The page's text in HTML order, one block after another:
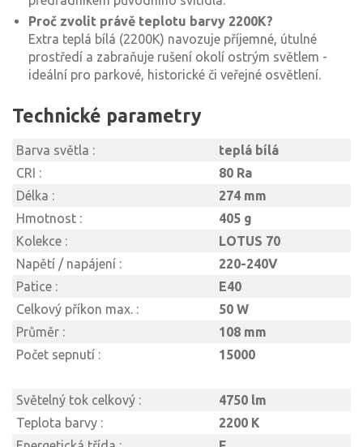
Proč zvolit právě teplotu barvy 2200K?
Extra teplá bílá (2200K) navozuje příjemné, útulné
prostředí a zabraňuje rušení okolí ostrým světlem -
ideální pro parkové, historické či veřejné osvětlení.
Technické parametry
Barva světla :
teplá bílá
CRI :
80 Ra
Délka :
274 mm
Hmotnost :
405 g
Kolekce :
LOTUS 70
Napětí / napájení :
220-240V
Patice :
E40
Celkový příkon max. :
50 W
Průměr :
108 mm
Počet sepnutí :
15000
Světelný tok celkový :
4750 lm
Teplota barvy :
2200 K